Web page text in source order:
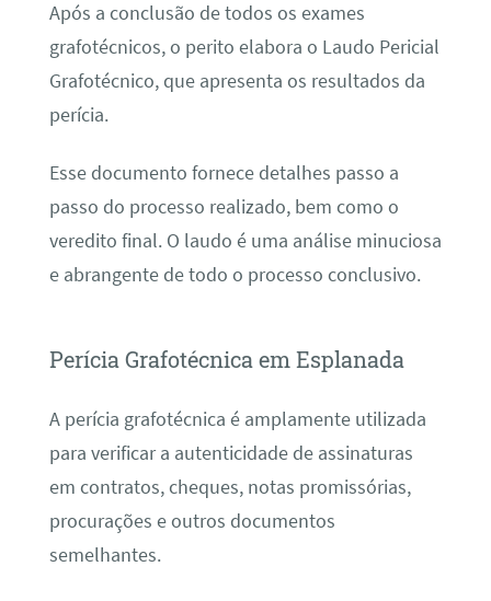
Após a conclusão de todos os exames
grafotécnicos, o perito elabora o Laudo Pericial
Grafotécnico, que apresenta os resultados da
perícia.
Esse documento fornece detalhes passo a
passo do processo realizado, bem como o
veredito final. O laudo é uma análise minuciosa
e abrangente de todo o processo conclusivo.
Perícia Grafotécnica em Esplanada
A perícia grafotécnica é amplamente utilizada
para verificar a autenticidade de assinaturas
em contratos, cheques, notas promissórias,
procurações e outros documentos
semelhantes.